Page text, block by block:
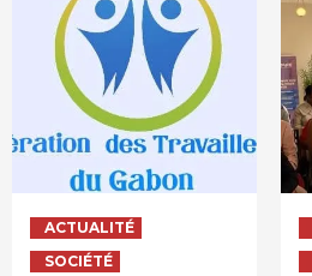
ACTUALITÉ
SOCIÉTÉ